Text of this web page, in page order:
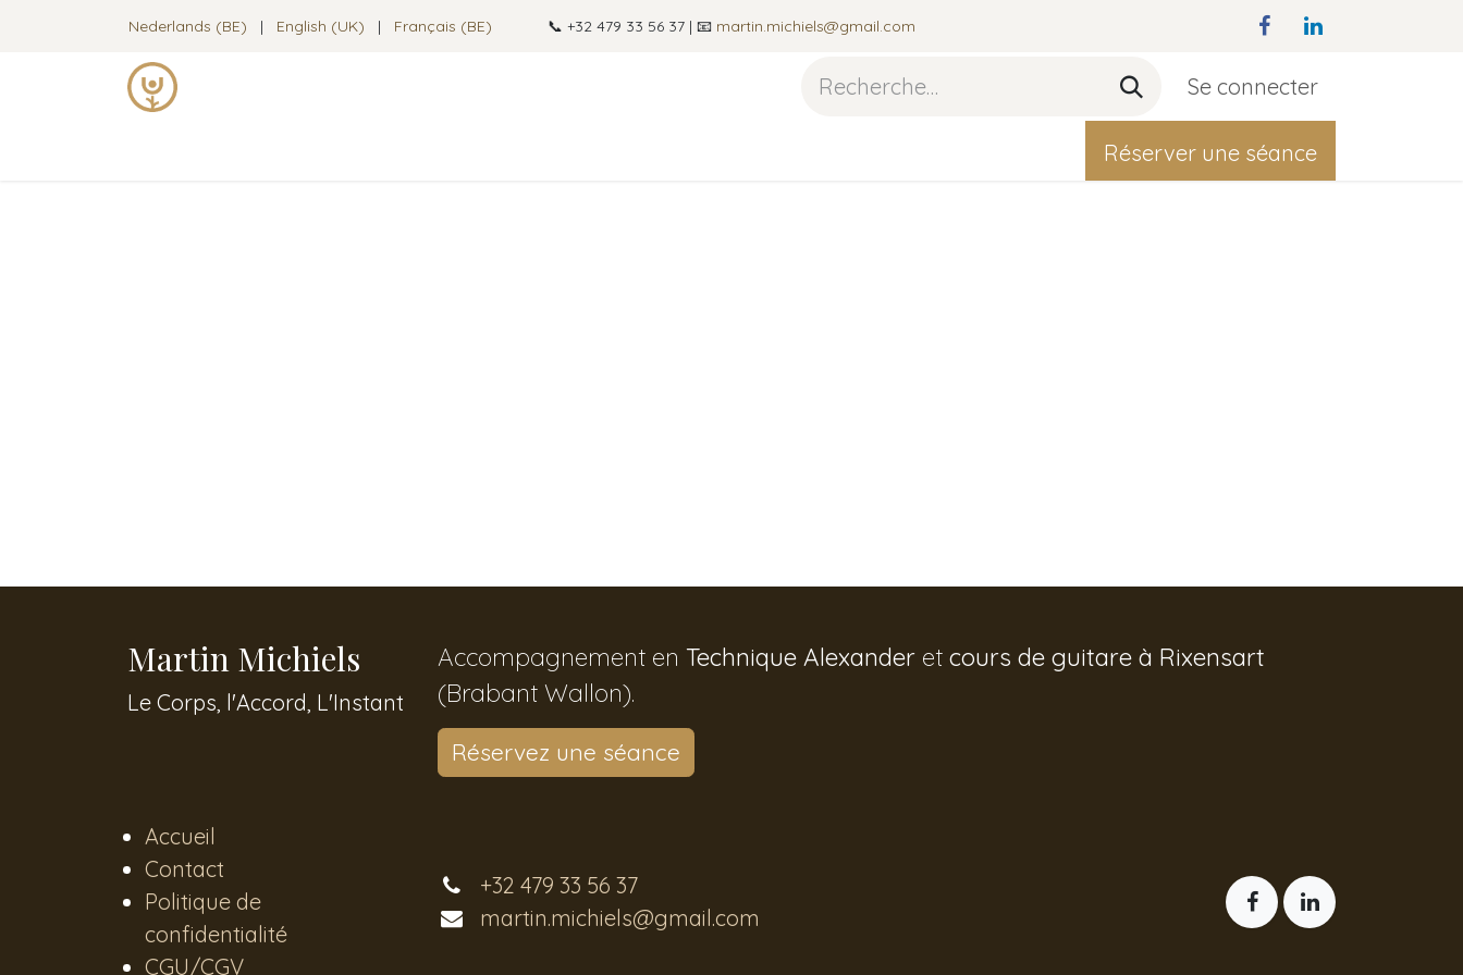
Se rendre au contenu
Nederlands (BE) | English (UK) | Français (BE) 📞 +32 479 33 56 37 | 📧 martin.michiels@gmail.com
Se connecter
Réserver une séance
Martin Michiels
Le Corps, l'Accord, L'Instant
Accompagnement en Technique Alexander et cours de guitare à Rixensart
(Brabant Wallon).
Réservez une séance
Accueil
Contact
Politique de
confidentialité
CGU/CGV
+32 479 33 56 37
martin.michiels@gmail.com